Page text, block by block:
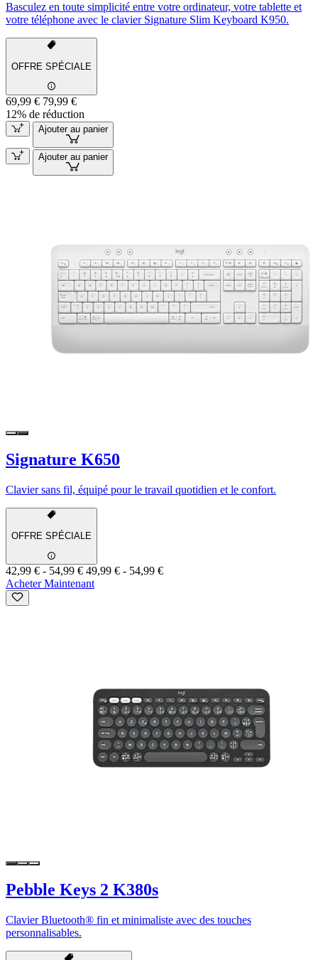
Basculez en toute simplicité entre votre ordinateur, votre tablette et
votre téléphone avec le clavier Signature Slim Keyboard K950.
OFFRE SPÉCIALE
69,99 € 79,99 €
12% de réduction
Ajouter au panier
Ajouter au panier
Signature K650
Clavier sans fil, équipé pour le travail quotidien et le confort.
OFFRE SPÉCIALE
42,99 € - 54,99 € 49,99 € - 54,99 €
Acheter Maintenant
Pebble Keys 2 K380s
Clavier Bluetooth® fin et minimaliste avec des touches
personnalisables.